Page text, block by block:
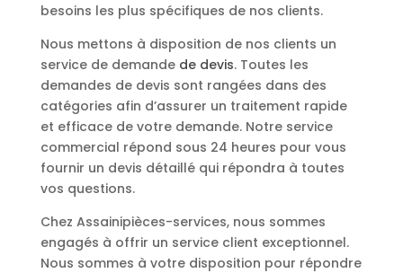
besoins les plus spécifiques de nos clients.
Nous mettons à disposition de nos clients un
service de demande de devis. Toutes les
demandes de devis sont rangées dans des
catégories afin d’assurer un traitement rapide
et efficace de votre demande. Notre service
commercial répond sous 24 heures pour vous
fournir un devis détaillé qui répondra à toutes
vos questions.
Chez Assainipièces-services, nous sommes
engagés à offrir un service client exceptionnel.
Nous sommes à votre disposition pour répondre